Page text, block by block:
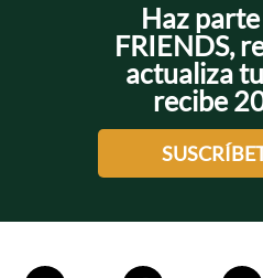
Haz
FRIENDS,
actualiza
recibe